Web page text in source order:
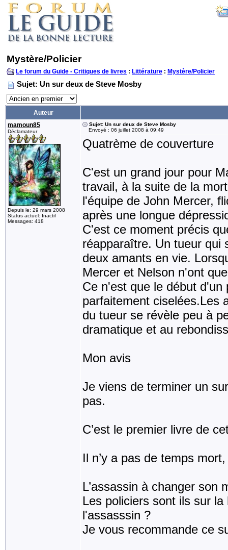
Mystère/Policier
Le forum du Guide - Critiques de livres : Littérature : Mystère/Policier
Sujet: Un sur deux de Steve Mosby
Auteur
mamoun85
Déclamateur
Depuis le: 29 mars 2008
Status actuel: Inactif
Messages: 418
Sujet: Un sur deux de Steve Mosby
Envoyé : 06 juillet 2008 à 09:49
Quatrème de couverture
C'est un grand jour pour
travail, à la suite de la
l'équipe de John Mercer,
après une longue
C'est ce moment précis
réapparaître. Un tueur qui
deux amants en vie.
Mercer et Nelson n'ont
Ce n'est que le début
parfaitement ciselées.Les
du tueur se révèle peu à
dramatique et au
Mon avis
Je viens de terminer un
pas.
C’est le premier livre de
Il n’y a pas de temps
L’assassin à changer son
Les policiers sont ils sur
l'assasssin ?
Je vous recommande ce